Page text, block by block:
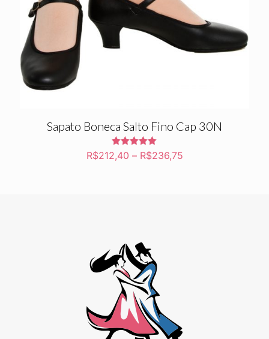
Sapato Boneca Salto Fino Cap 30N
Avaliação
5.00
R$212,40 – R$236,75